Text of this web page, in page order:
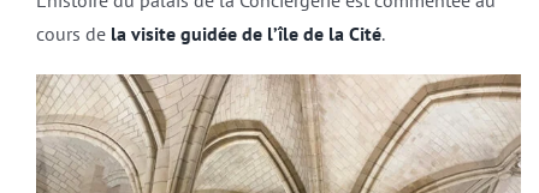
cours de la visite guidée de l’île de la Cité.